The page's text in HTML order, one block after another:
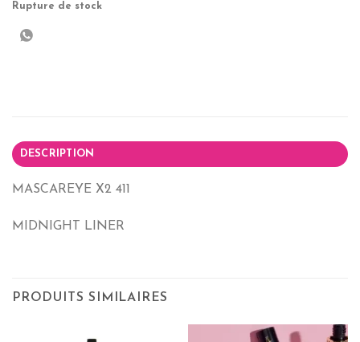
Rupture de stock
DESCRIPTION
MASCAREYE X2 411
MIDNIGHT LINER
PRODUITS SIMILAIRES